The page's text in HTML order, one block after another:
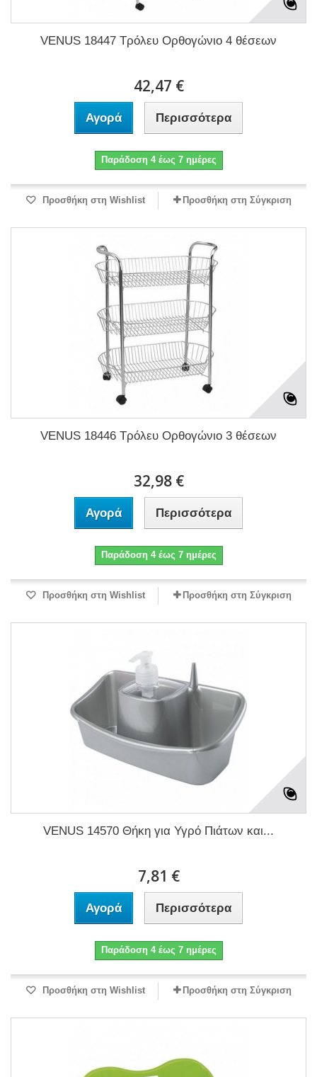
VENUS 18447 Τρόλευ Ορθογώνιο 4 θέσεων
42,47 €
Αγορά Περισσότερα
Παράδοση 4 έως 7 ημέρες
Προσθήκη στη Wishlist Προσθήκη στη Σύγκριση
VENUS 18446 Τρόλευ Ορθογώνιο 3 θέσεων
32,98 €
Αγορά Περισσότερα
Παράδοση 4 έως 7 ημέρες
Προσθήκη στη Wishlist Προσθήκη στη Σύγκριση
VENUS 14570 Θήκη για Υγρό Πιάτων και...
7,81 €
Αγορά Περισσότερα
Παράδοση 4 έως 7 ημέρες
Προσθήκη στη Wishlist Προσθήκη στη Σύγκριση